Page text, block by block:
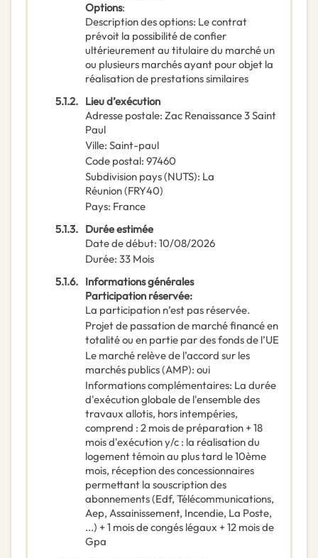
Options:
Description des options: Le contrat
prévoit la possibilité de confier
ultérieurement au titulaire du marché un
ou plusieurs marchés ayant pour objet la
réalisation de prestations similaires
5.1.2. Lieu d’exécution
Adresse postale: Zac Renaissance 3 Saint
Paul
Ville: Saint-paul
Code postal: 97460
Subdivision pays (NUTS): La
Réunion(FRY40)
Pays: France
5.1.3. Durée estimée
Date de début: 10/08/2026
Durée: 33 Mois
5.1.6. Informations générales
Participation réservée:
La participation n’est pas réservée.
Projet de passation de marché financé en
totalité ou en partie par des fonds de l’UE
Le marché relève de l’accord sur les
marchés publics (AMP): oui
Informations complémentaires: La durée
d'exécution globale de l'ensemble des
travaux allotis, hors intempéries,
comprend : 2 mois de préparation + 18
mois d'exécution y/c : la réalisation du
logement témoin au plus tard le 10ème
mois, réception des concessionnaires
permettant la souscription des
abonnements (Edf, Télécommunications,
Aep, Assainissement, Incendie, La Poste,
...) + 1 mois de congés légaux + 12 mois de
Gpa